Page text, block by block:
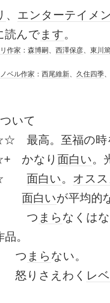
、 エンターテイメ
読んでます。
作家 ： 森博嗣、 西澤保彦、 東川
ベル作家 ： 西尾維新、 久住四季
いて
最高。至福の時
かなり 面白い。
面白い。 オス
面白いが平均的
つ まらなくは
。
まらない。
さえわく レ